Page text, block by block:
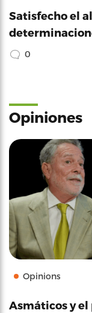
Satisfecho el
0
Opiniones
Opinions
Asmáticos y el